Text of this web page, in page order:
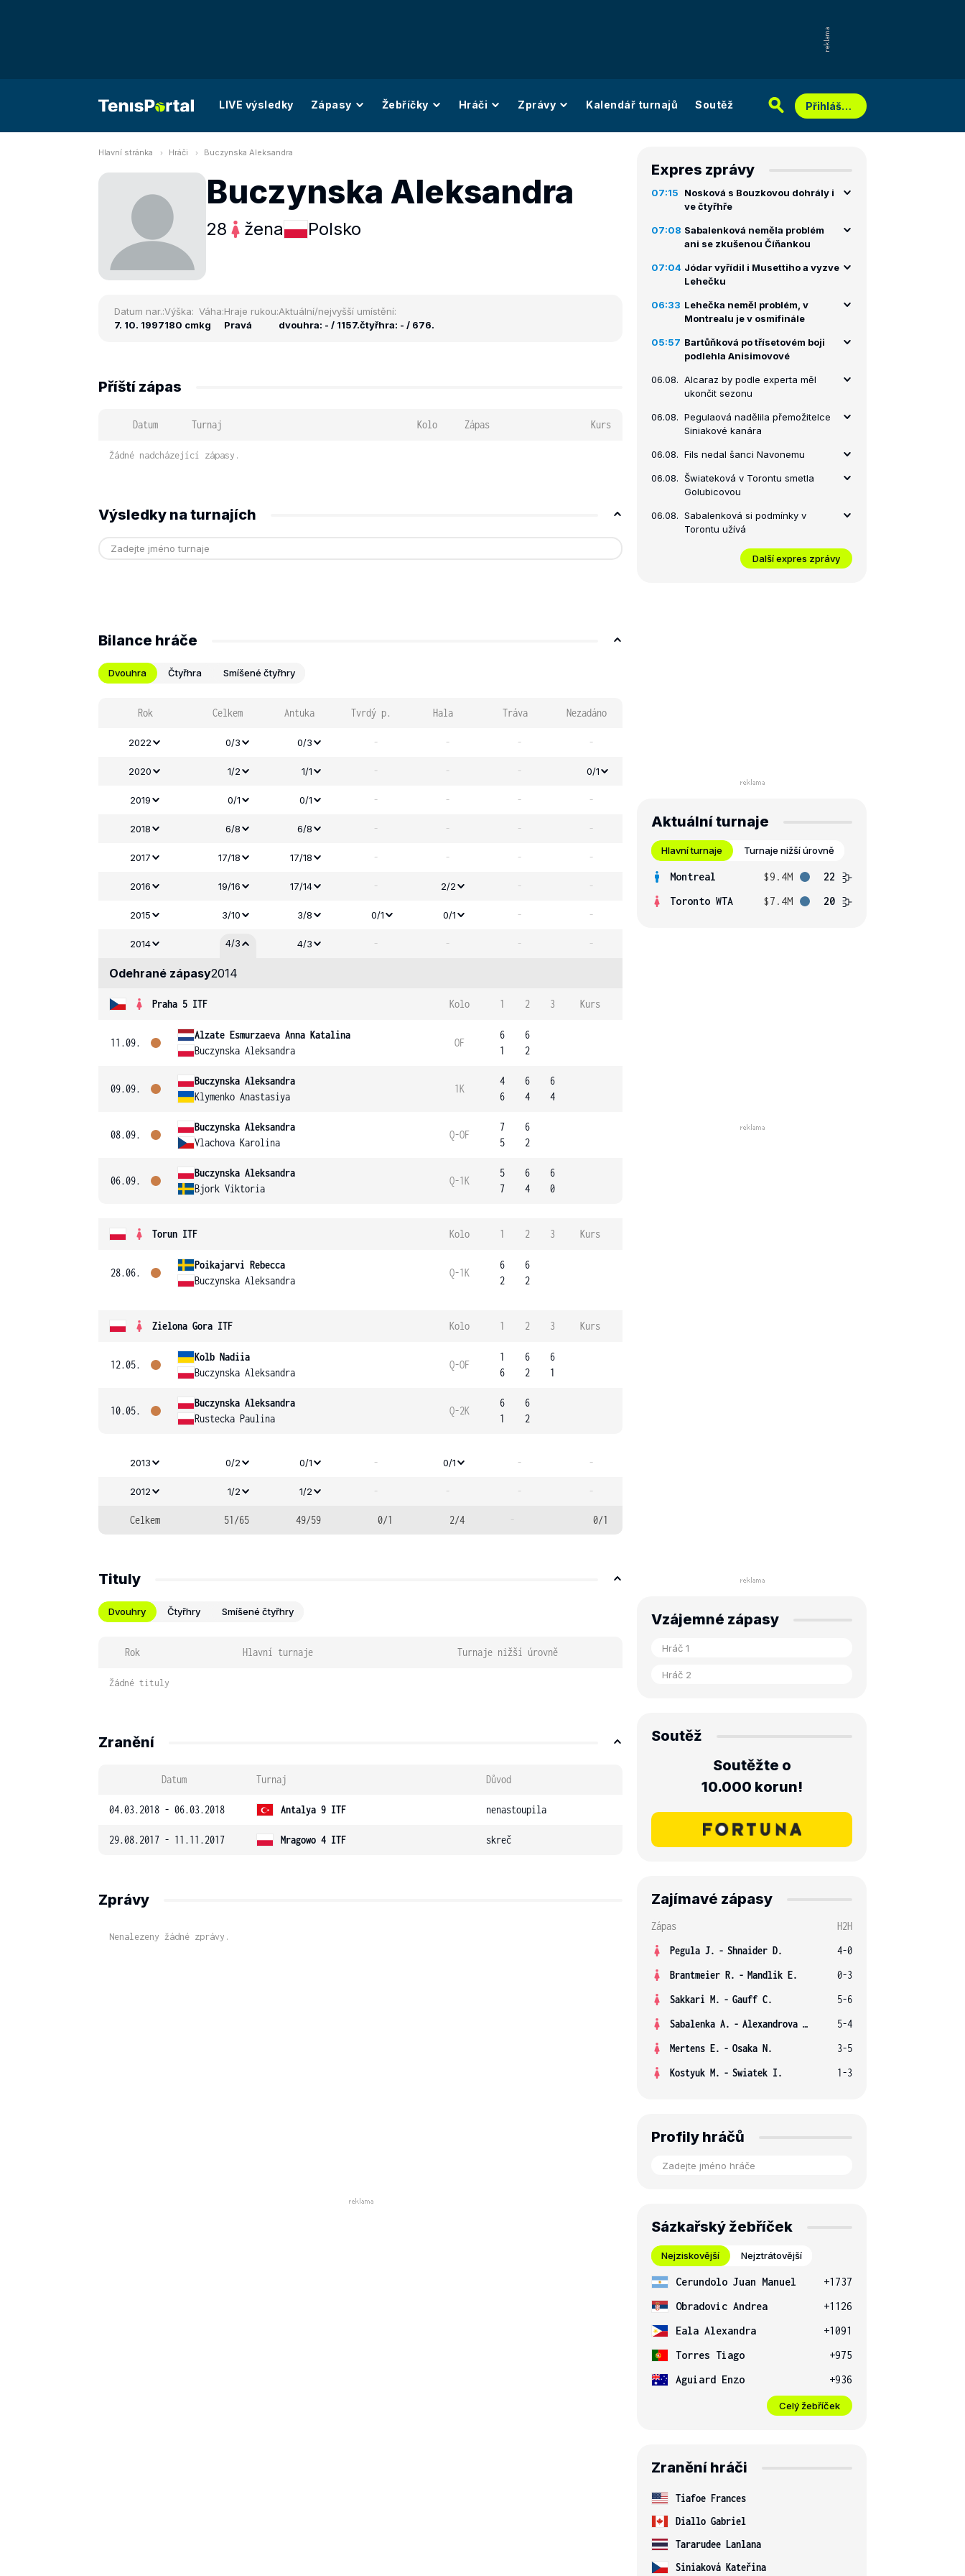
LIVE výsledky Zápasy Žebříčky Hráči Zprávy Kalendář turnajů Soutěž Přihlášení
Hlavní stránka Hráči Buczynska Aleksandra
Buczynska Aleksandra
28 žena Polsko
Datum nar.:
7. 10. 1997
Výška:
180 cm
Váha:
kg
Hraje rukou:
Pravá
Aktuální/nejvyšší umístění:
dvouhra: - / 1157.čtyřhra: - / 676.
Příští zápas
Datum Turnaj Kolo Zápas Kurs
Žádné nadcházející zápasy.
Výsledky na turnajích
Bilance hráče
Dvouhra Čtyřhra Smíšené čtyřhry
Rok Celkem Antuka Tvrdý p. Hala Tráva Nezadáno
2022 0/3 0/3 - - - -
2020 1/2 1/1 - - - 0/1
2019 0/1 0/1 - - - -
2018 6/8 6/8 - - - -
2017 17/18 17/18 - - - -
2016 19/16 17/14 - 2/2 - -
2015 3/10 3/8 0/1 0/1 - -
2014 4/3 4/3 - - - -
Odehrané zápasy2014
Praha 5 ITF Kolo 1 2 3 Kurs
11.09.
Alzate Esmurzaeva Anna Katalina
Buczynska Aleksandra
OF
6
1
6
2
09.09.
Buczynska Aleksandra
Klymenko Anastasiya
1K
4
6
6
4
6
4
08.09.
Buczynska Aleksandra
Vlachova Karolina
Q-OF
7
5
6
2
06.09.
Buczynska Aleksandra
Bjork Viktoria
Q-1K
5
7
6
4
6
0
Torun ITF Kolo 1 2 3 Kurs
28.06.
Poikajarvi Rebecca
Buczynska Aleksandra
Q-1K
6
2
6
2
Zielona Gora ITF Kolo 1 2 3 Kurs
12.05.
Kolb Nadiia
Buczynska Aleksandra
Q-OF
1
6
6
2
6
1
10.05.
Buczynska Aleksandra
Rustecka Paulina
Q-2K
6
1
6
2
2013 0/2 0/1 - 0/1 - -
2012 1/2 1/2 - - - -
Celkem 51/65 49/59 0/1 2/4 - 0/1
Tituly
Dvouhry Čtyřhry Smíšené čtyřhry
Rok Hlavní turnaje Turnaje nižší úrovně
Žádné tituly
Zranění
Datum Turnaj Důvod
04.03.2018 - 06.03.2018 Antalya 9 ITF nenastoupila
29.08.2017 - 11.11.2017 Mragowo 4 ITF skreč
Zprávy
Nenalezeny žádné zprávy.
Expres zprávy
07:15
Nosková s Bouzkovou dohrály i
ve čtyřhře
07:08 Sabalenková neměla problém
ani se zkušenou Číňankou
07:04 Jódar vyřídil i Musettiho a vyzve
Lehečku
06:33 Lehečka neměl problém, v
Montrealu je v osmifinále
05:57 Bartůňková po třísetovém boji
podlehla Anisimovové
06.08. Alcaraz by podle experta měl
ukončit sezonu
06.08. Pegulaová nadělila přemožitelce
Siniakové kanára
06.08. Fils nedal šanci Navonemu
06.08. Šwiateková v Torontu smetla
Golubicovou
06.08. Sabalenková si podmínky v
Torontu užívá
Další expres zprávy
Aktuální turnaje
Hlavní turnaje Turnaje nižší úrovně
Montreal $9.4M
22
Toronto WTA
$7.4M 20
Vzájemné zápasy
Soutěž
Soutěžte o
10.000 korun!
Zajímavé zápasy
Zápas
H2H
Pegula J. - Shnaider D.
4-0
Brantmeier R. - Mandlik E.
0-3
Sakkari M. - Gauff C.
5-6
Sabalenka A. - Alexandrova E.
5-4
Mertens E. - Osaka N.
3-5
Kostyuk M. - Swiatek I. 1-3
Profily hráčů
Sázkařský žebříček
Nejziskovější Nejztrátovější
Cerundolo Juan Manuel
+1737
Obradovic Andrea
+1126
Eala Alexandra
+1091
Torres Tiago
+975
Aguiard Enzo
+936
Celý žebříček
Zranění hráči
Tiafoe Frances
Diallo Gabriel
Tararudee Lanlana
Siniaková Kateřina